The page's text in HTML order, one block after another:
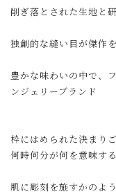
削ぎ落とされた生地と
独創的な縫い目が傑作を
豊かな味わいの中で、
ンジェリーブランド
枠にはめられた決まりご
何時何分が何を意味す
肌に彫刻を施すかのよ